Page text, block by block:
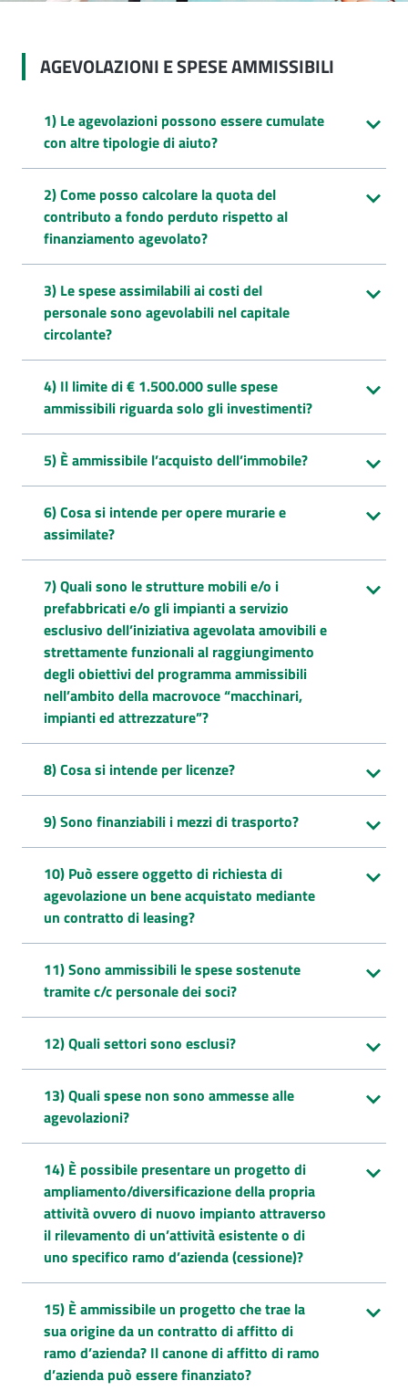
AGEVOLAZIONI E SPESE AMMISSIBILI
1) Le agevolazioni possono essere cumulate
con altre tipologie di aiuto?
2) Come posso calcolare la quota del
contributo a fondo perduto rispetto al
finanziamento agevolato?
3) Le spese assimilabili ai costi del
personale sono agevolabili nel capitale
circolante?
4) Il limite di € 1.500.000 sulle spese
ammissibili riguarda solo gli investimenti?
5) È ammissibile l’acquisto dell’immobile?
6) Cosa si intende per opere murarie e
assimilate?
7) Quali sono le strutture mobili e/o i
prefabbricati e/o gli impianti a servizio
esclusivo dell’iniziativa agevolata amovibili e
strettamente funzionali al raggiungimento
degli obiettivi del programma ammissibili
nell’ambito della macrovoce “macchinari,
impianti ed attrezzature”?
8) Cosa si intende per licenze?
9) Sono finanziabili i mezzi di trasporto?
10) Può essere oggetto di richiesta di
agevolazione un bene acquistato mediante
un contratto di leasing?
11) Sono ammissibili le spese sostenute
tramite c/c personale dei soci?
12) Quali settori sono esclusi?
13) Quali spese non sono ammesse alle
agevolazioni?
14) È possibile presentare un progetto di
ampliamento/diversificazione della propria
attività ovvero di nuovo impianto attraverso
il rilevamento di un’attività esistente o di
uno specifico ramo d’azienda (cessione)?
15) È ammissibile un progetto che trae la
sua origine da un contratto di affitto di
ramo d’azienda? Il canone di affitto di ramo
d’azienda può essere finanziato?